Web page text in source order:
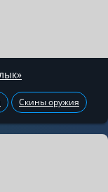
Скины оружия